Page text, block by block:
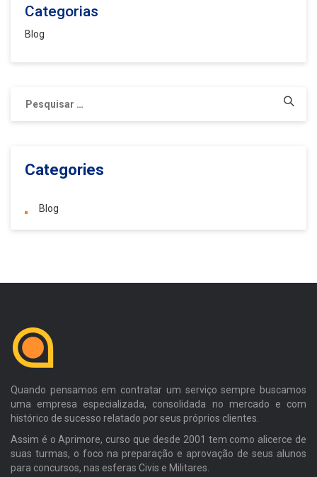
Categorias
Blog
por:
Categories
Blog
Quando pensamos em contratar um serviço sempre buscamos
uma empresa especializada, consolidada no mercado e com
histórico de sucesso relatado por seus próprios clientes.
Assim é o Aprimore, curso que desde 2001 tem como alicerce de
suas turmas, o foco na preparação e aprovação de seus alunos
para concursos, nas esferas Civis e Militares.